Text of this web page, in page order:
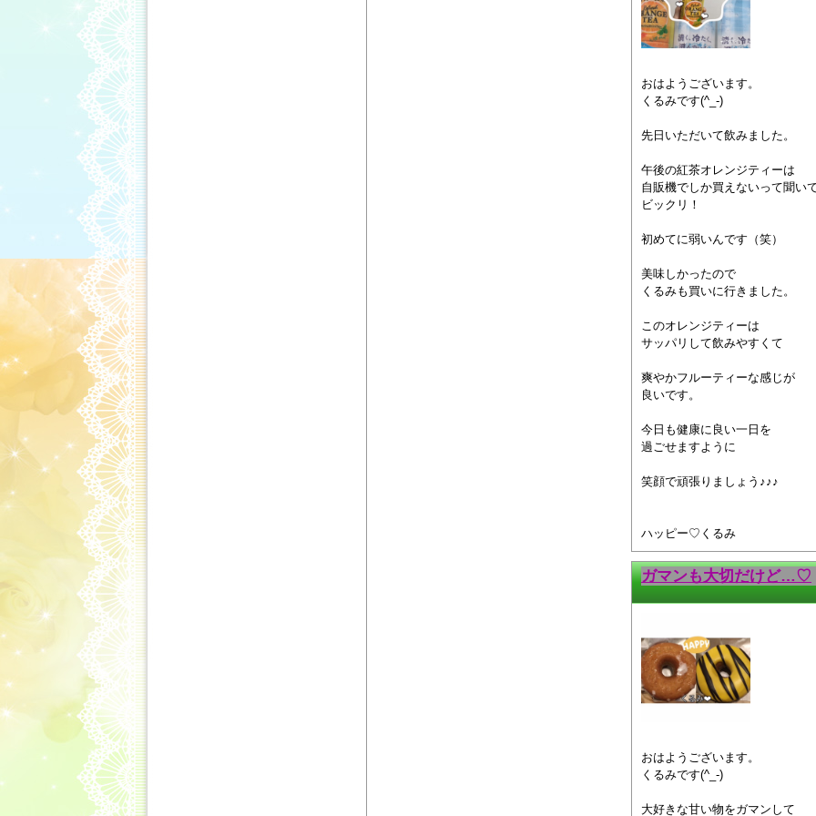
おはようございます。
くるみです(^_-)
先日いただいて飲みました。
午後の紅茶オレンジティーは
自販機でしか買えないって聞い
ビックリ！
初めてに弱いんです（笑）
美味しかったので
くるみも買いに行きました。
このオレンジティーは
サッパリして飲みやすくて
爽やかフルーティーな感じが
良いです。
今日も健康に良い一日を
過ごせますように
笑顔で頑張りましょう♪♪♪
ハッピー♡くるみ
ガマンも大切だけど…♡
おはようございます。
くるみです(^_-)
大好きな甘い物をガマンして